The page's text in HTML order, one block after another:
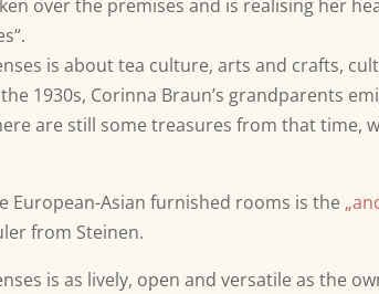
over the premises and is realising her
is about tea culture, arts and crafts,
1930s, Corinna Braun’s grandparents
are still some treasures from that time,
European-Asian furnished rooms is the
from Steinen.
is as lively, open and versatile as the